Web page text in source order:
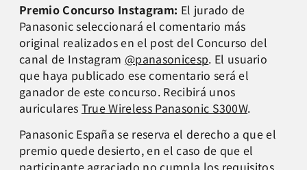
Premio Concurso Instagram: El jurado de
Panasonic seleccionará el comentario más
original realizados en el post del Concurso del
canal de Instagram @panasonicesp. El usuario
que haya publicado ese comentario será el
ganador de este concurso. Recibirá unos
auriculares True Wireless Panasonic S300W.
Panasonic España se reserva el derecho a que el
premio quede desierto, en el caso de que el
participante agraciado no cumpla los requisitos